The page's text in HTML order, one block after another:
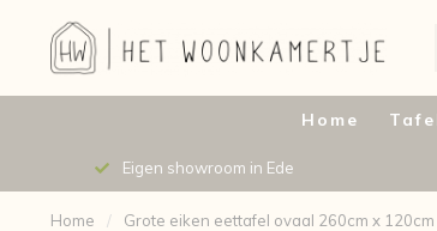
Home
Eigen showroom in Ede
Home / Grote eiken eettafel ovaal 260cm x